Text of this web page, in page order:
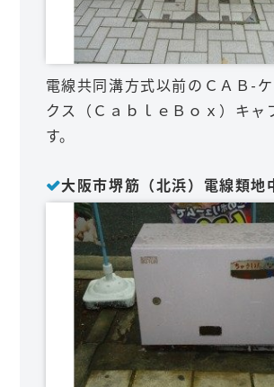
電線共同溝方式以前のＣＡＢ-
クス（ＣａｂｌｅＢｏｘ）キャ
す。
大阪市堺筋（北浜）電線類地